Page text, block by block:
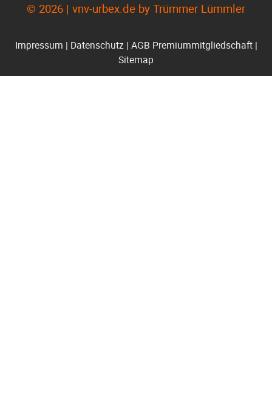
© 2026 | vnv-urbex.de by Trümmer Lümmler
Impressum | Datenschutz| AGB Premiummitgliedschaft|
Sitemap